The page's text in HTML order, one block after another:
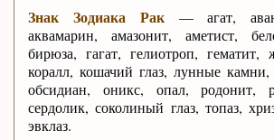
Знак Зодиака Рак— агат,
аквамарин, амазонит, аметист,
бирюза, гагат, гелиотроп, гематит,
коралл, кошачий глаз, лунные
обсидиан, оникс, опал, родонит,
сердолик, соколиный глаз, топаз,
эвклаз.